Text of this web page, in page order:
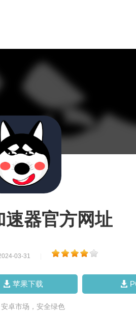
器官方网址
03-31
苹果下载
安卓市场，安全绿色